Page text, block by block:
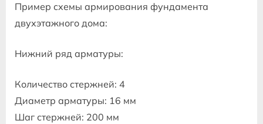
Пример схемы армирования фундамента
двухэтажного дома:
Нижний ряд арматуры:
Количество стержней: 4
Диаметр арматуры: 16 мм
Шаг стержней: 200 мм